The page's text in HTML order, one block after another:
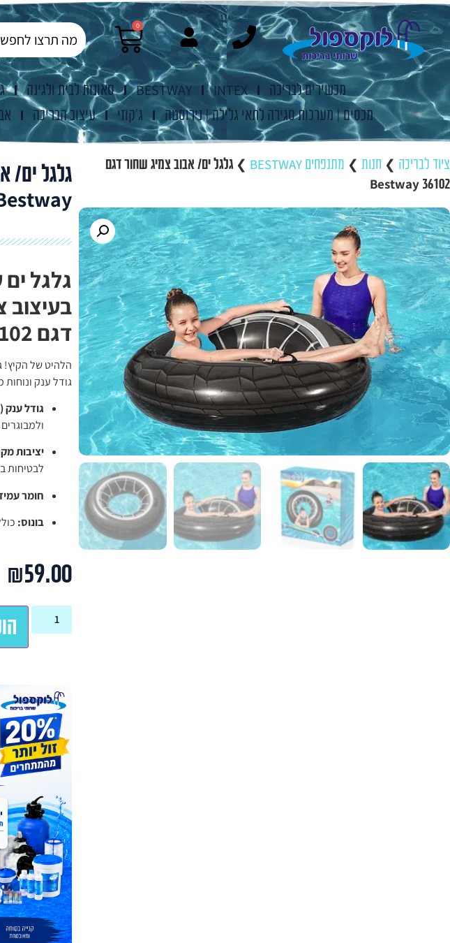
0
מכשירים לבריכה INTEX
BESTWAY סאונות לבית ולגינה
מכסים | מערכות סגירה לתאי גלילה | נירוסטה
ג'קוזי עיצוב הבריכה
ציוד לבריכה ❯ חנות ❯ מתנפחים BESTWAY ❯גלגל ים/ אבוב צמיג שחור דגם
36102 Bestway
גלגל
דגם 36102
הלהיט של הקיץ!
גודל ענק
גודל ענק (XL):
ולמבוגרים
יציבות
לבטיחות
חומר
בונוס:
₪59.00